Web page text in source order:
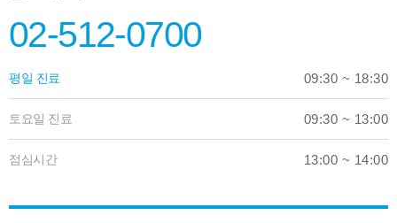
02-512-0700
평일 진료 09:30 ~ 18:30
토요일 진료 09:30 ~ 13:00
점심시간 13:00 ~ 14:00